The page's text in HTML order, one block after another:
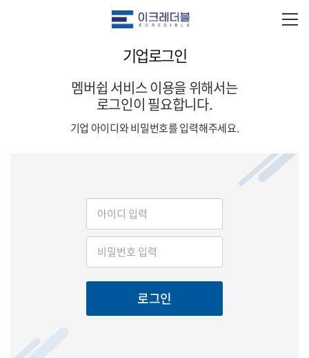
기업로그인
멤버쉽 서비스 이용을 위해서는
로그인이 필요합니다.
기업 아이디와 비밀번호를 입력해주세요.
로그인